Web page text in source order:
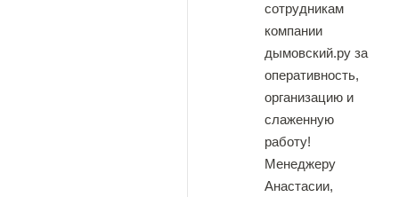
сотрудникам
компании
дымовский.ру за
оперативность,
организацию и
слаженную
работу!
Менеджеру
Анастасии,